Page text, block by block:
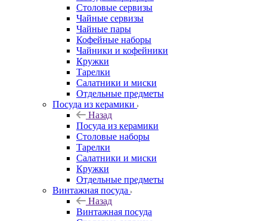
Столовые сервизы
Чайные сервизы
Чайные пары
Кофейные наборы
Чайники и кофейники
Кружки
Тарелки
Салатники и миски
Отдельные предметы
Посуда из керамики
Назад
Посуда из керамики
Столовые наборы
Тарелки
Салатники и миски
Кружки
Отдельные предметы
Винтажная посуда
Назад
Винтажная посуда